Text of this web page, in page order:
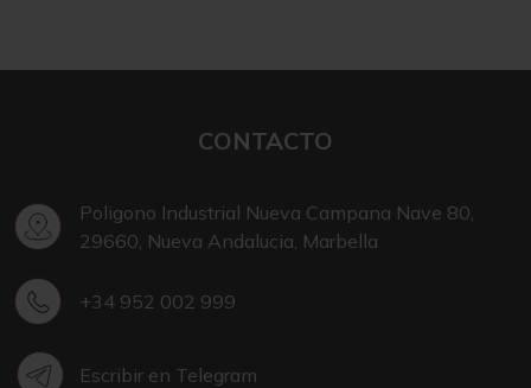
CONTACTO
Poligono Industrial Nueva Campana Nave 80,
29660, Nueva Andalucia, Marbella
+34 952 002 999
Escribir en Telegram